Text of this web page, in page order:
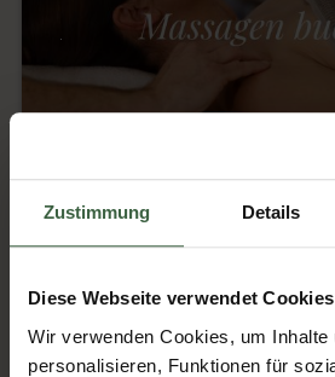
Zustimmung Details
Diese Webseite verwendet Cookies
Wir verwenden Cookies, um Inhalte
personalisieren, Funktionen für